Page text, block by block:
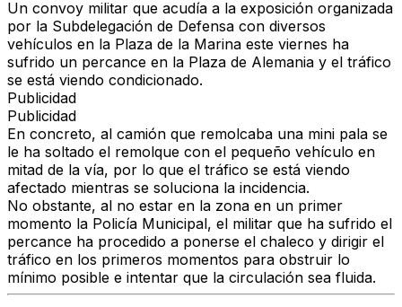
Un convoy militar que acudía a la exposición organizada
por la Subdelegación de Defensa con diversos
vehículos en la Plaza de la Marina este viernes ha
sufrido un percance en la Plaza de Alemania y el tráfico
se está viendo condicionado.
Publicidad
Publicidad
En concreto, al camión que remolcaba una mini pala se
le ha soltado el remolque con el pequeño vehículo en
mitad de la vía, por lo que el tráfico se está viendo
afectado mientras se soluciona la incidencia.
No obstante, al no estar en la zona en un primer
momento la Policía Municipal, el militar que ha sufrido el
percance ha procedido a ponerse el chaleco y dirigir el
tráfico en los primeros momentos para obstruir lo
mínimo posible e intentar que la circulación sea fluida.